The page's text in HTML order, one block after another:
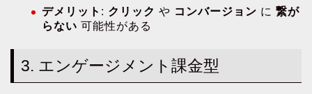
デメリット : クリック や コンバージョン に 繋が
らない 可能性がある
3. エンゲージメント課金型